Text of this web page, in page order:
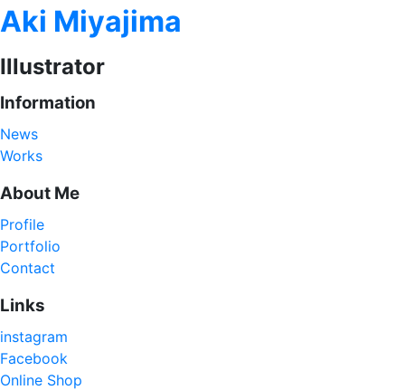
Aki Miyajima
Illustrator
Information
News
Works
About Me
Profile
Portfolio
Contact
Links
instagram
Facebook
Online Shop